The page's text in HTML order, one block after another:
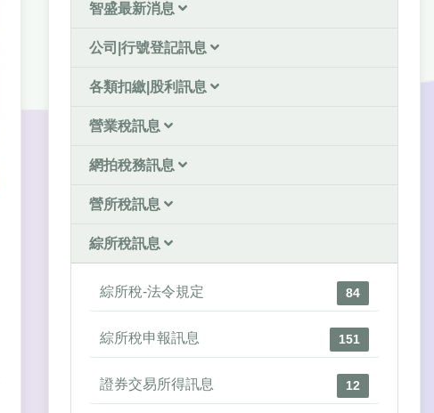
智盛最新消息
公司|行號登記訊息
各類扣繳|股利訊息
營業稅訊息
網拍稅務訊息
營所稅訊息
綜所稅訊息
綜所稅-法令規定 84
綜所稅申報訊息 151
證券交易所得訊息 12